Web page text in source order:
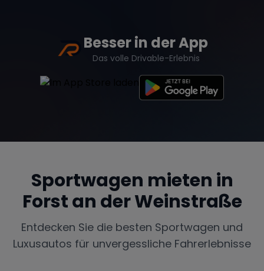
Besser in der App
Das volle Drivable-Erlebnis
Sportwagen mieten in
Forst an der Weinstraße
Entdecken Sie die besten Sportwagen und
Luxusautos für unvergessliche Fahrerlebnisse